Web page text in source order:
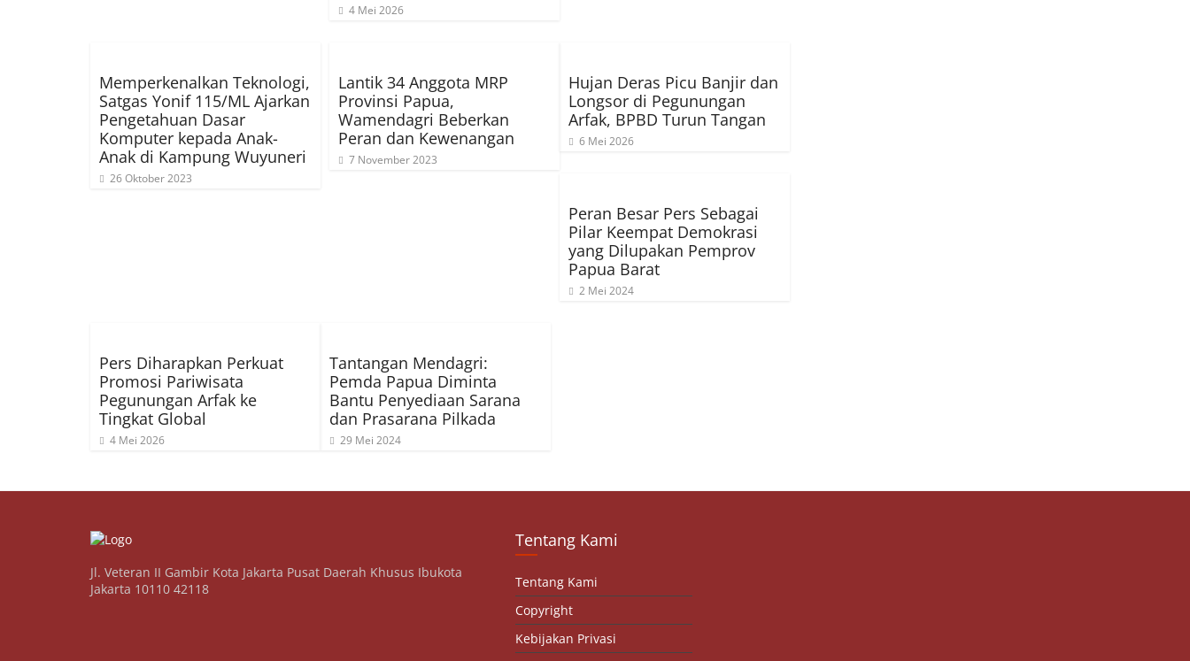
4 Mei 2026
Memperkenalkan Teknologi,
Satgas Yonif 115/ML Ajarkan
Pengetahuan Dasar
Komputer kepada Anak-
Anak di Kampung Wuyuneri
26 Oktober 2023
Lantik 34 Anggota MRP
Provinsi Papua,
Wamendagri Beberkan
Peran dan Kewenangan
7 November 2023
Hujan Deras Picu Banjir dan
Longsor di Pegunungan
Arfak, BPBD Turun Tangan
6 Mei 2026
Peran Besar Pers Sebagai
Pilar Keempat Demokrasi
yang Dilupakan Pemprov
Papua Barat
2 Mei 2024
Pers Diharapkan Perkuat
Promosi Pariwisata
Pegunungan Arfak ke
Tingkat Global
4 Mei 2026
Tantangan Mendagri:
Pemda Papua Diminta
Bantu Penyediaan Sarana
dan Prasarana Pilkada
29 Mei 2024
Jl. Veteran II Gambir Kota Jakarta Pusat Daerah Khusus Ibukota
Jakarta 10110 42118
Tentang Kami
Tentang Kami
Copyright
Kebijakan Privasi